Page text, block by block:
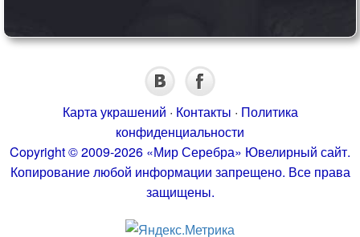
Карта украшений · Контакты · Политика
конфиденциальности
Copyright © 2009-2026 «Мир Серебра» Ювелирный сайт.
Копирование любой информации запрещено. Все права
защищены.